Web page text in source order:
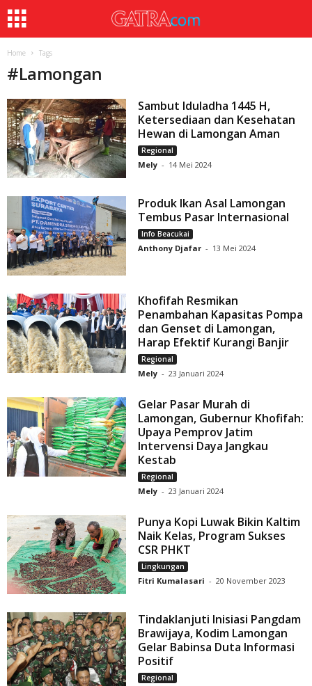
Home Tags
#Lamongan
Sambut Iduladha 1445 H,
Ketersediaan dan Kesehatan
Hewan di Lamongan Aman
Regional
Mely - 14 Mei 2024
Produk Ikan Asal Lamongan
Tembus Pasar Internasional
Info Beacukai
Anthony Djafar - 13 Mei 2024
Khofifah Resmikan
Penambahan Kapasitas Pompa
dan Genset di Lamongan,
Harap Efektif Kurangi Banjir
Regional
Mely - 23 Januari 2024
Gelar Pasar Murah di
Lamongan, Gubernur Khofifah:
Upaya Pemprov Jatim
Intervensi Daya Jangkau
Kestab
Regional
Mely - 23 Januari 2024
Punya Kopi Luwak Bikin Kaltim
Naik Kelas, Program Sukses
CSR PHKT
Lingkungan
Fitri Kumalasari - 20 November 2023
Tindaklanjuti Inisiasi Pangdam
Brawijaya, Kodim Lamongan
Gelar Babinsa Duta Informasi
Positif
Regional